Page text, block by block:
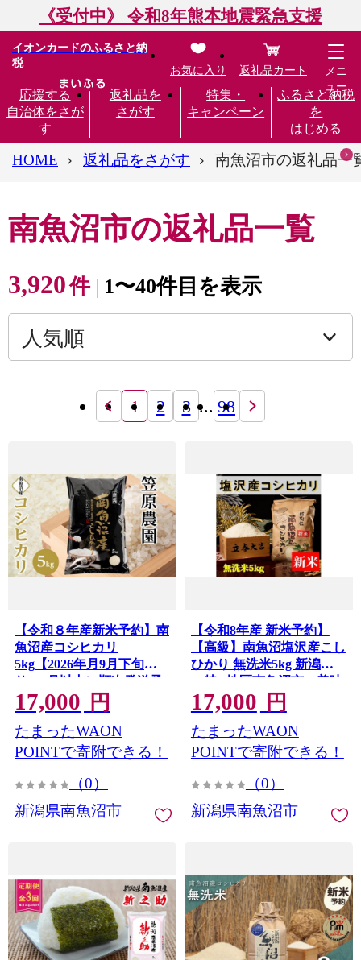
《受付中》 令和8年熊本地震緊急支援
イオンカードのふるさと納
税
応援する
自治体をさが
す
返礼品を
さがす
特集・
キャンペーン
ふるさと納税
を
はじめる
お気に入り 返礼品カート
メニ
ュー
HOME 返礼品をさがす 南魚沼市の返礼品一
南魚沼市の返礼品一覧
3,920件 1〜40件目を表示
1 2 3 ... 98
【令和８年産新米予約】南
魚沼産コシヒカリ
5kg【2026年月9月下旬よ
り1ヶ月以内に順次発送予
定】
17,000 円
たまったWAON
POINTで寄附できる！
（0）
新潟県南魚沼市
【令和8年産 新米予約】
【高級】南魚沼塩沢産こし
ひかり 無洗米5kg 新潟県
の特A地区南魚沼市の美味
しいお米【銘柄米 ブラン
ド米 無洗米 こしひかり コ
シヒカリ 魚沼産 新潟米】
【2026年10月上旬から1ヶ
17,000 円
たまったWAON
POINTで寄附できる！
（0）
新潟県南魚沼市